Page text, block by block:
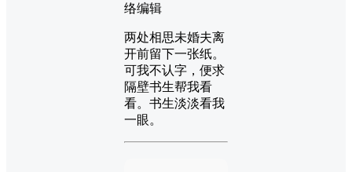
络编辑
两处相思未婚夫离
开前留下一张纸。
可我不认字，便求
隔壁书生帮我看
看。书生淡淡看我
一眼。